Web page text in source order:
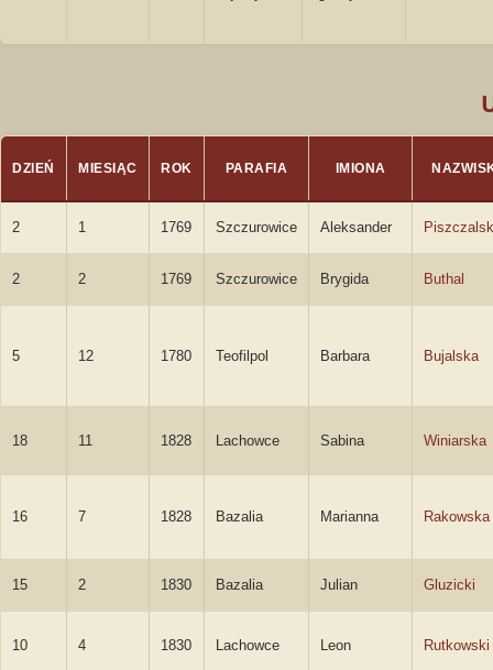
DZIEŃ MIESIĄC ROK PARAFIA IMIONA
2 1 1769 Szczurowice Aleksander
2 2 1769 Szczurowice Brygida Buthal
5 12 1780 Teofilpol Barbara Bujalska
18 11 1828 Lachowce Sabina Winiarska
16 7 1828 Bazalia Marianna Rakowska
15 2 1830 Bazalia Julian Gluzicki
10 4 1830 Lachowce Leon Rutkowski